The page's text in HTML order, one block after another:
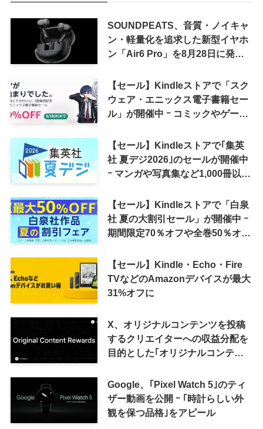
SOUNDPEATS、音質・ノイキャ
ン・軽量化を追求した新型イヤホ
ン「Air6 Pro」を8月28日に発売
【セール】Kindleストアで「スク
ウェア・エニックス電子書籍セー
ル」が開催中 ｰ コミックやゲーム
【セール】Kindleストアで｢集英
社 夏デジ2026｣のセールが開催中
ｰ マンガや写真集など1,000冊以上
【セール】Kindleストアで「白泉
社 夏の大割引セール」が開催中 ｰ
期間限定70％オフや全巻50％オフ
【セール】Kindle・Echo・Fire
TVなどのAmazonデバイスが最大
31%オフに
X、オリジナルコンテンツを投稿
するクリエイターへの収益分配を
目的とした｢オリジナルコンテン
来の｢収益分配｣は廃止
Google、｢Pixel Watch 5｣のティ
ザー動画を公開 ｰ ｢時計らしい外
観を保つ品格｣をアピール